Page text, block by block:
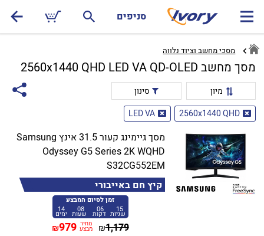
סניפים
מסכי מחשב וציוד נלווה
מסך מחשב 2560x1440 QHD LED VA QD-OLED
מיון
סינון
2560x1440 QHD
LED VA
מסך גיימינג קעור 31.5 אינץ Samsung
Odyssey G5 Series 2K WQHD
S32CG552EM
קיץ חם באייבורי
זמן לסיום המבצע
15
שניות 06
דקות 08
שעות 14
ימים
1,179
₪ מחיר
מבצע 979
₪